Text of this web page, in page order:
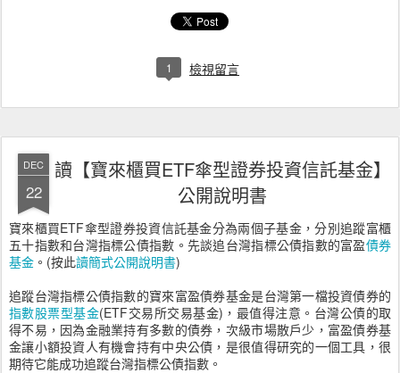
1 檢視留言
DEC
22
讀【寶來櫃買ETF傘型證券投資信託基金】
公開說明書
寶來櫃買ETF傘型證券投資信託基金分為兩個子基金，分別追蹤富櫃
五十指數和台灣指標公債指數。先談追台灣指標公債指數的富盈債券
基金 。(按此讀簡式公開說明書)
追蹤台灣指標公債指數的寶來富盈債券基金是台灣第一檔投資債券的
指數股票型基金(ETF交易所交易基金)，最值得注意。台灣公債的取
得不易，因為金融業持有多數的債券，次級市場散戶少，富盈債券基
金讓小額投資人有機會持有中央公債，是很值得研究的一個工具，很
期待它能成功追蹤台灣指標公債指數。